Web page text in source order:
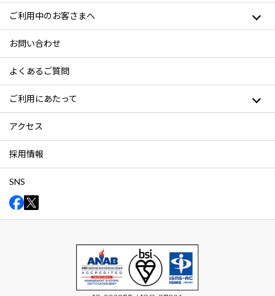
ご利用中のお客さまへ
お問い合わせ
よくあるご質問
ご利用にあたって
アクセス
採用情報
SNS